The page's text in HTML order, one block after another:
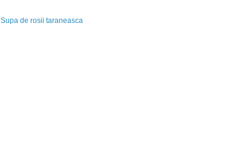
Supa de rosii taraneasca